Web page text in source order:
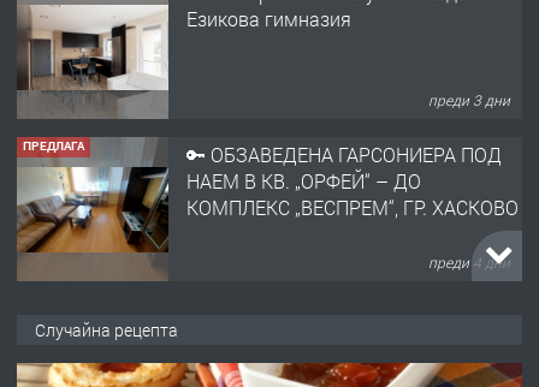
Езикова гимназия
преди 3 дни
ПРЕДЛАГА
🔑 ОБЗАВЕДЕНА ГАРСОНИЕРА ПОД
НАЕМ В КВ. „ОРФЕЙ“ – ДО
КОМПЛЕКС „ВЕСПРЕМ“, ГР. ХАСКОВО
преди 4 дни
АПАРТАМЕНТ В ЦЕНТЪРА НА ГР.
Случайна рецепта